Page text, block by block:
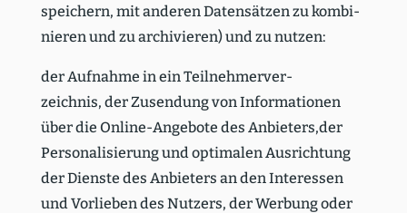
speichern, mit anderen Daten­sätzen zu kombi­
nieren und zu archi­vieren) und zu nutzen:
der Aufnahme in ein Teilneh­mer­ver­
zeichnis, der Zusendung von Infor­ma­tionen
über die Online-Angebote des Anbieters,der
Perso­na­li­sierung und optimalen Ausrichtung
der Dienste des Anbieters an den Inter­essen
und Vorlieben des Nutzers, der Werbung oder